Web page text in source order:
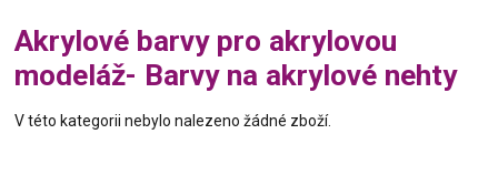
Akrylové barvy pro akrylovou
modeláž- Barvy na akrylové nehty
V této kategorii nebylo nalezeno žádné zboží.